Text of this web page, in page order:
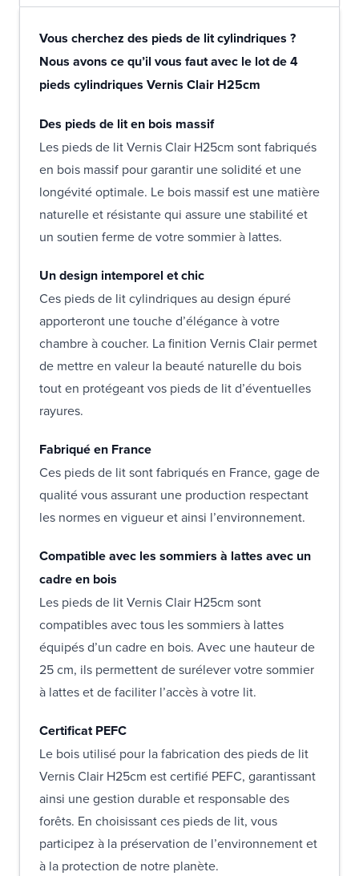
Vous cherchez des pieds de lit cylindriques ?
Nous avons ce qu’il vous faut avec le lot de 4
pieds cylindriques Vernis Clair H25cm
Des pieds de lit en bois massif
Les pieds de lit Vernis Clair H25cm sont fabriqués
en bois massif pour garantir une solidité et une
longévité optimale. Le bois massif est une matière
naturelle et résistante qui assure une stabilité et
un soutien ferme de votre sommier à lattes.
Un design intemporel et chic
Ces pieds de lit cylindriques au design épuré
apporteront une touche d’élégance à votre
chambre à coucher. La finition Vernis Clair permet
de mettre en valeur la beauté naturelle du bois
tout en protégeant vos pieds de lit d’éventuelles
rayures.
Fabriqué en France
Ces pieds de lit sont fabriqués en France, gage de
qualité vous assurant une production respectant
les normes en vigueur et ainsi l’environnement.
Compatible avec les sommiers à lattes avec un
cadre en bois
Les pieds de lit Vernis Clair H25cm sont
compatibles avec tous les sommiers à lattes
équipés d’un cadre en bois. Avec une hauteur de
25 cm, ils permettent de surélever votre sommier
à lattes et de faciliter l’accès à votre lit.
Certificat PEFC
Le bois utilisé pour la fabrication des pieds de lit
Vernis Clair H25cm est certifié PEFC, garantissant
ainsi une gestion durable et responsable des
forêts. En choisissant ces pieds de lit, vous
participez à la préservation de l’environnement et
à la protection de notre planète.